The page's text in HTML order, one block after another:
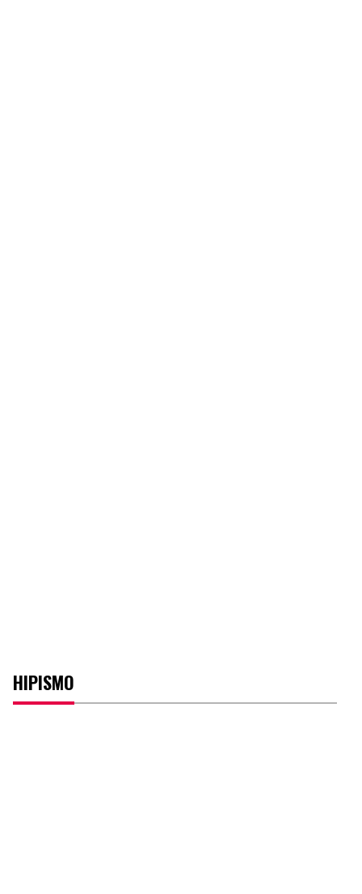
HIPISMO